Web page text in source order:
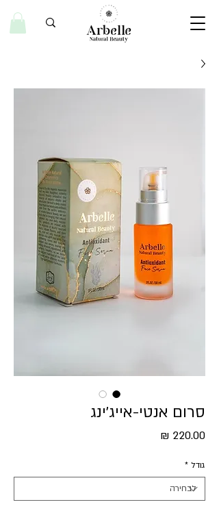
סרום אנטי-אייג׳ינג
גודל *